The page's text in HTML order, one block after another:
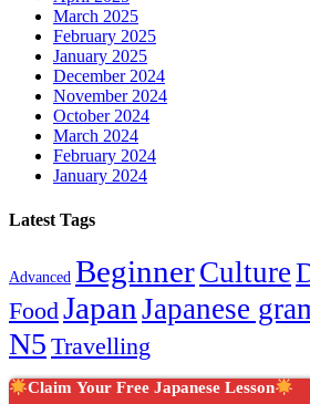
March 2025
February 2025
January 2025
December 2024
November 2024
October 2024
March 2024
February 2024
January 2024
Latest Tags
Advanced BeginnerCulture
Food Japan Japanese
N5 Travelling
Claim Your Free Japanese Lesson